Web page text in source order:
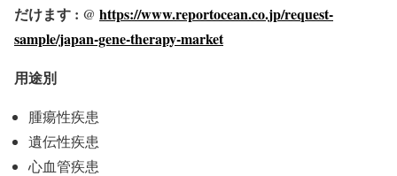
だけます : @ https://www.reportocean.co.jp/request-
sample/japan-gene-therapy-market
用途別
腫瘍性疾患
遺伝性疾患
心血管疾患